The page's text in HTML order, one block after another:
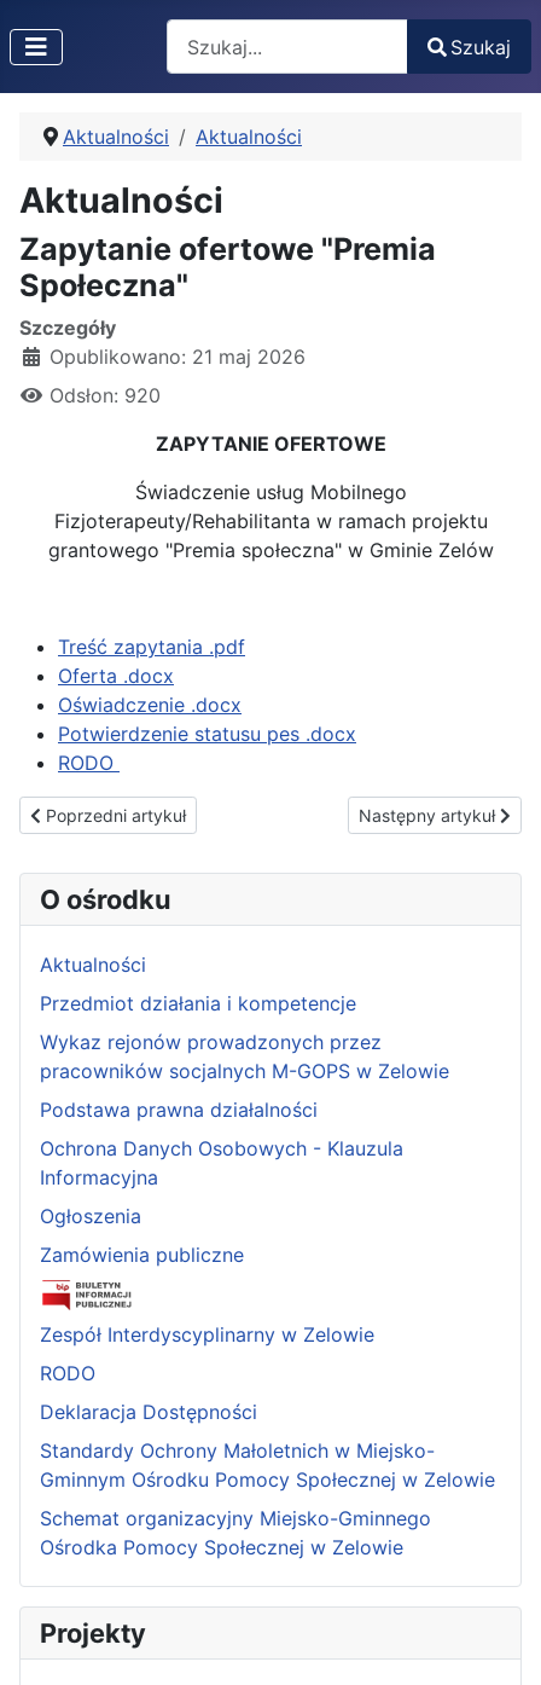
Type 2 or more characters for results.
Szukaj
Aktualności Aktualności
Aktualności
Zapytanie ofertowe "Premia
Społeczna"
Szczegóły
Opublikowano: 21 maj 2026
Odsłon: 920
ZAPYTANIE OFERTOWE
Świadczenie usług Mobilnego
Fizjoterapeuty/Rehabilitanta w ramach projektu
grantowego "Premia społeczna" w Gminie Zelów
Treść zapytania .pdf
Oferta .docx
Oświadczenie .docx
Potwierdzenie statusu pes .docx
RODO
Poprzedni artykuł: Dzień Mamy
Poprzedni artykuł Następny artykuł:
Następny artykuł
O ośrodku
Aktualności
Przedmiot działania i kompetencje
Wykaz rejonów prowadzonych przez
pracowników socjalnych M-GOPS w Zelowie
Podstawa prawna działalności
Ochrona Danych Osobowych - Klauzula
Informacyjna
Ogłoszenia
Zamówienia publiczne
Zespół Interdyscyplinarny w Zelowie
RODO
Deklaracja Dostępności
Standardy Ochrony Małoletnich w Miejsko-
Gminnym Ośrodku Pomocy Społecznej w Zelowie
Schemat organizacyjny Miejsko-Gminnego
Ośrodka Pomocy Społecznej w Zelowie
Projekty